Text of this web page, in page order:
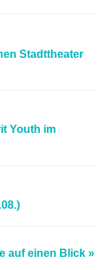
Stadttheater
Youth im
auf einen Blick »